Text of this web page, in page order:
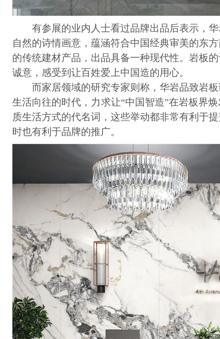
有参展的业内人士看过品牌出品后表示，华
自然的诗情画意，蕴涵符合中国经典审美的东
的传统建材产品，出品具备一种现代性。岩板
诚意，感受到让百姓爱上中国造的用心。
而家居领域的研究专家则称，华岩品致岩板
生活向往的时代，力求让“中国智造”在岩板界
质生活方式的代名词，这些举动都非常有利于
时也有利于品牌的推广。